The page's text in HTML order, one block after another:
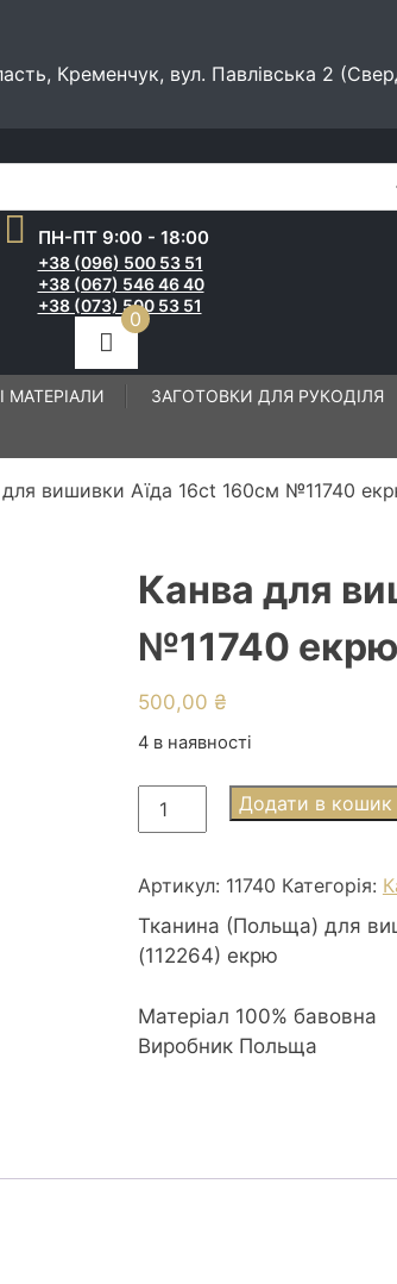
Кременчук, вул. Павлівська 2
ПН-ПТ 9:00 - 18:00
+38 (096) 500 53 51
+38 (067) 546 46 40
+38 (073) 500 53 51
0
МАТЕРІАЛИ ЗАГОТОВКИ ДЛЯ РУКОДІЛЯ
для вишивки Аїда 16ct 160см №11740
Канва для
№11740
500,00 ₴
4 в наявності
Канва
для
Аїда
16ct
160см
№11740
Польша
50*53см
Додати в кошик
Артикул: 11740 Категорія:
Тканина (Польща) для
(112264) екрю
Матеріал 100% бавовна
Виробник Польща